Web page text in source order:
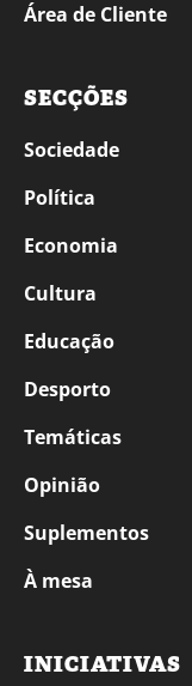
Área de Cliente
SECÇÕES
Sociedade
Política
Economia
Cultura
Educação
Desporto
Temáticas
Opinião
Suplementos
À mesa
INICIATIVAS